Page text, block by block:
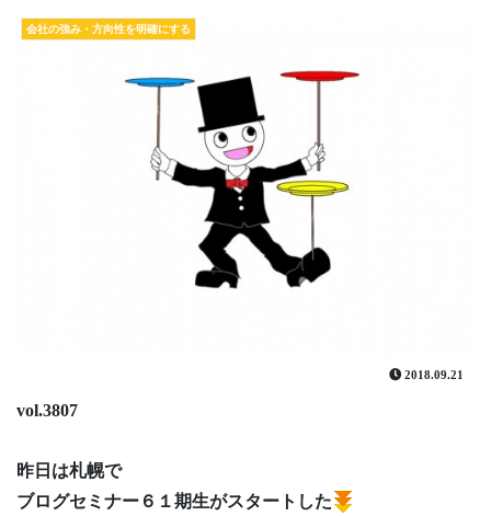
会社の強み・方向性を明確にする
2018.09.21
vol.3807
昨日は札幌で
ブログセミナー６１期生がスタートした